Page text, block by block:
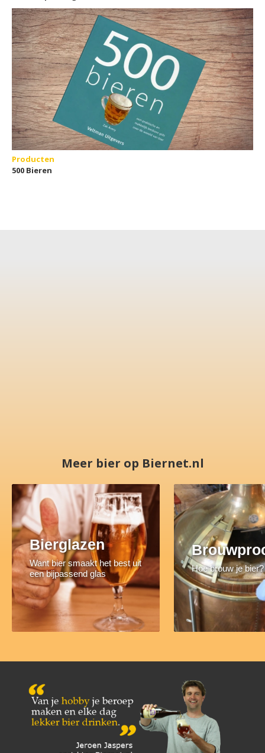
Producten
500 Bieren
Meer bier op Biernet.nl
Bierglazen
Want bier smaakt het best uit
een bijpassend glas
Hoe brouw je bier?